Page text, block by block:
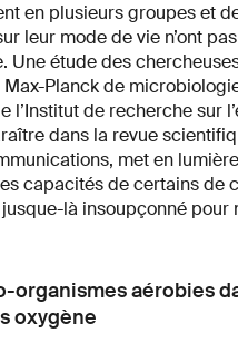
en plusieurs groupes et
leur mode de vie n’ont
Une étude des
Max-Planck de
l’Institut de recherche sur
dans la revue
met en
capacités de certains de
là insoupçonné pour
organismes aérobies
oxygène